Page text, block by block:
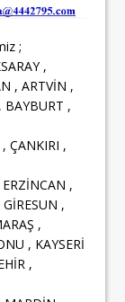
;
,
, ARTVİN ,
,
ÇANKIRI ,
,
,
,
, KAYSERİ
,